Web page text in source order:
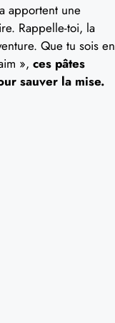
apportent une
Rappelle-toi, la
Que tu sois en
», ces pâtes
sauver la mise.